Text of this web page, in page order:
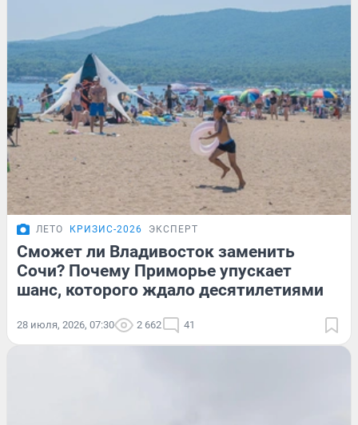
ЛЕТО КРИЗИС-2026 ЭКСПЕРТ
Сможет ли Владивосток заменить
Сочи? Почему Приморье упускает
шанс, которого ждало десятилетиями
28 июля, 2026, 07:30 2 662 41